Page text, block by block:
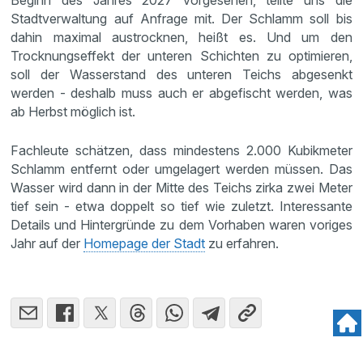
Stadtverwaltung auf Anfrage mit. Der Schlamm soll bis
dahin maximal austrocknen, heißt es. Und um den
Trocknungseffekt der unteren Schichten zu optimieren,
soll der Wasserstand des unteren Teichs abgesenkt
werden - deshalb muss auch er abgefischt werden, was
ab Herbst möglich ist.
Fachleute schätzen, dass mindestens 2.000 Kubikmeter
Schlamm entfernt oder umgelagert werden müssen. Das
Wasser wird dann in der Mitte des Teichs zirka zwei Meter
tief sein - etwa doppelt so tief wie zuletzt. Interessante
Details und Hintergründe zu dem Vorhaben waren voriges
Jahr auf der Homepage der Stadt zu erfahren.